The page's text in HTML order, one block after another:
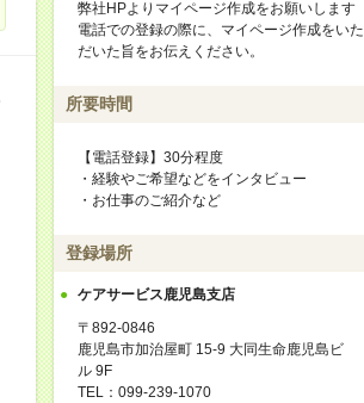
弊社HPよりマイページ作成をお願いします
電話での登録の際に、マイページ作成をいた
だいた旨をお伝えください。
所要時間
【電話登録】30分程度
・経験やご希望などをインタビュー
・お仕事のご紹介など
登録場所
ケアサービス鹿児島支店
〒892-0846
鹿児島市加治屋町 15-9 大同生命鹿児島ビ
ル 9F
TEL：099-239-1070